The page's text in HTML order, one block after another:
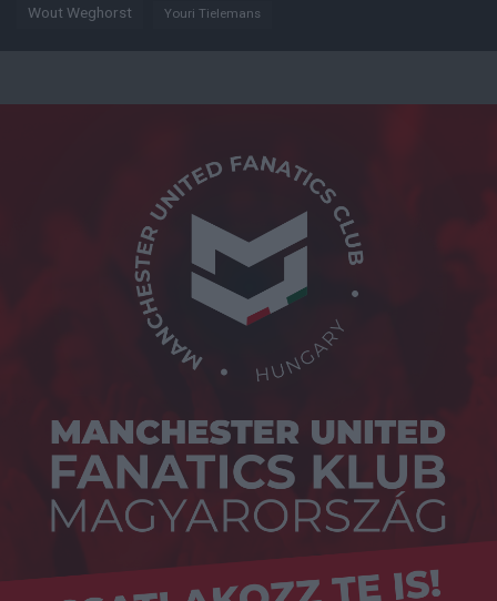
Wout Weghorst Youri Tielemans